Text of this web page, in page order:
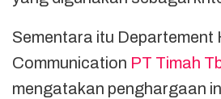
Sementara itu Departement
Communication PT Timah
mengatakan penghargaan